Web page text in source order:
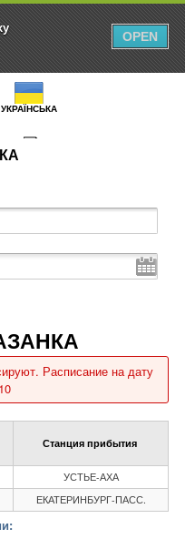
УКРАЇНСЬКА
КУПИТЬ
Расписание на дату
Станция прибытия
УСТЬЕ-АХА
ЕКАТЕРИНБУРГ-ПАСС.
OPEN